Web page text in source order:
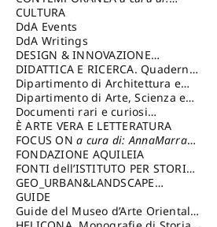
Gubinelli Luna
CULTURA
DdA Events
DdA Writings
DESIGN & INNOVAZIONE
TECNOLOGICAa cura di: Vallicelli
Andrea
DIDATTICA E RICERCA. Quaderni
della Scuola
Dipartimento di Architettura e
Analisi della Città Mediterranea
Dipartimento di Arte, Scienza e
Tecnica del Costuire
Documenti rari e curiosi
dall'Archivio Segreto
È ARTE VERA E LETTERATURA
FOCUS ONa cura di: AnnaMarra
Contemporanea
FONDAZIONE AQUILEIA
FONTI dell’ISTITUTO PER STORIA
DEL RISORGIMENTO
GEO_URBAN&LANDSCAPE
PLANNING (GULP)
Trusiani Elio
GUIDE
Guide del Museo d’Arte Orientale